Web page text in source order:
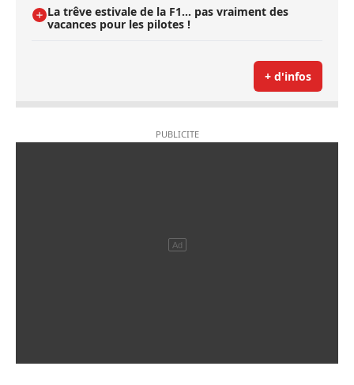
La trêve estivale de la F1... pas vraiment des
vacances pour les pilotes !
+ d'infos